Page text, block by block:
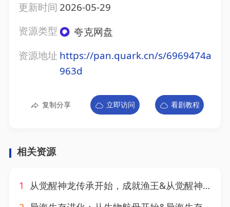
更新时间 2026-05-29
资源类型
夸克网盘
资源地址 https://pan.quark.cn/s/6969474a
963d
复制分享 立即访问 看剧教程
相关资源
1
从觉醒神龙传承开始，成就渔王&从觉醒神龙传承开始成就渔王（80集）AI短剧